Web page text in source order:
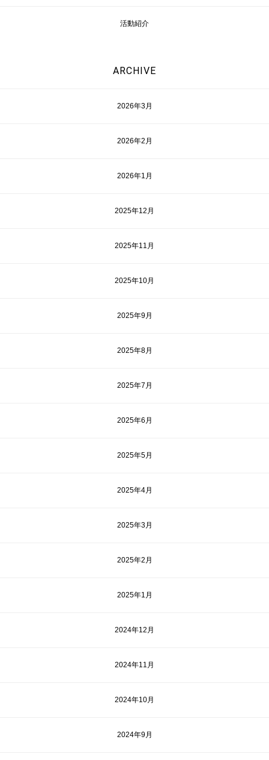
活動紹介
ARCHIVE
2026年3月
2026年2月
2026年1月
2025年12月
2025年11月
2025年10月
2025年9月
2025年8月
2025年7月
2025年6月
2025年5月
2025年4月
2025年3月
2025年2月
2025年1月
2024年12月
2024年11月
2024年10月
2024年9月